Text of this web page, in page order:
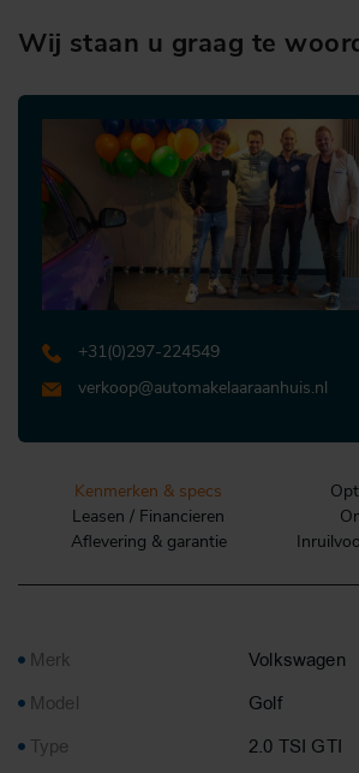
Wij staan u graag te
+31 (0)297-224549
verkoop@automakelaaraanhuis.nl
Kenmerken & specs
Leasen / Financieren
Aflevering & garantie
Merk
Volkswagen
Model
Golf
Type
2.0 TSI GTI